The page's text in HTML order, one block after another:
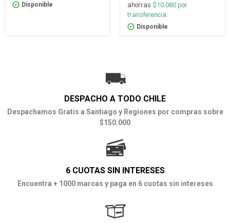
Disponible
ahorras $10.080 por
transferencia.
Disponible
DESPACHO A TODO CHILE
Despachamos Gratis a Santiago y Regiones por compras sobre
$150.000
6 CUOTAS SIN INTERESES
Encuentra + 1000 marcas y paga en 6 cuotas sin intereses